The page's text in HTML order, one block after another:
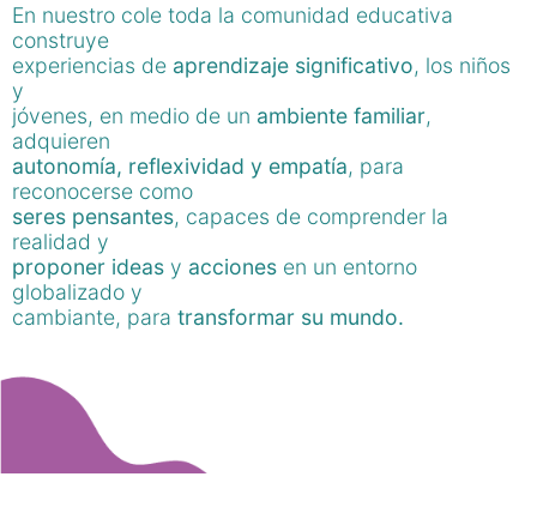
En nuestro cole toda la comunidad educativa
construye
experiencias de aprendizaje significativo, los niños
y
jóvenes, en medio de un ambiente familiar,
adquieren
autonomía, reflexividad y empatía, para
reconocerse como
seres pensantes, capaces de comprender la
realidad y
proponer ideas y acciones en un entorno
globalizado y
cambiante, para transformar su mundo.